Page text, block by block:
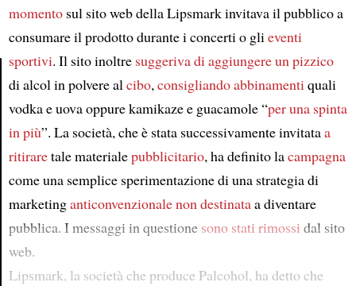
Article
momentosul sito web della Lipsmark invitava il pubblico a
consumare il prodotto durante i concerti o glieventi
sportivi. Il sito inoltre suggeriva di aggiungere un pizzico
di alcol in polvere alcibo,consigliandoabbinamentiquali
vodka e uova oppure kamikaze e guacamole “per una spinta
in più”. La società, che è stata successivamente invitataa
ritiraretale materialepubblicitario, ha definito lacampagna
come una semplice sperimentazione di una strategia di
marketinganticonvenzionalenon destinataa diventare
pubblica. I messaggi in questione sono stati rimossi dal sito
web.
Lipsmark, la società che produce Palcohol, ha detto che